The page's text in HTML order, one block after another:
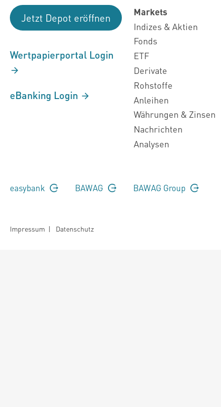
Jetzt Depot eröffnen
Wertpapierportal Login
eBanking Login
Markets
Indizes & Aktien
Fonds
ETF
Derivate
Rohstoffe
Anleihen
Währungen & Zinsen
Nachrichten
Analysen
easybank BAWAG BAWAG Group
Impressum | Datenschutz